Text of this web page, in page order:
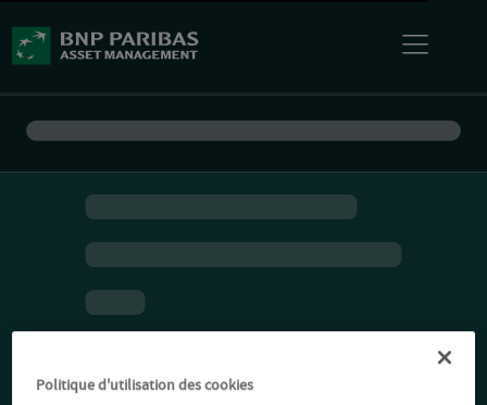
Politique d'utilisation des cookies